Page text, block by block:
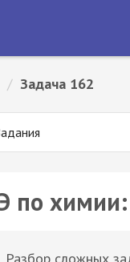
/ Задача 162
по